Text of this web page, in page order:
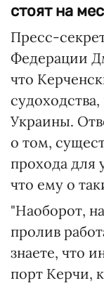
стоят на
Пресс-
Федерации
что
Украины.
о том,
прохода для
что ему о
"Наоборот,
пролив
знаете, что
порт Керчи,